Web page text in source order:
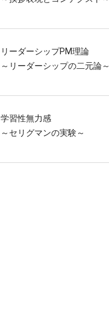
リーダーシップPM理論
～リーダーシップの二元論～
学習性無力感
～セリグマンの実験～